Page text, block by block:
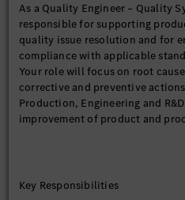
As a Quality Engineer – Quality
responsible for supporting
quality issue resolution and for
compliance with applicable
Your role will focus on root
corrective and preventive
Production, Engineering and
improvement of product and
Key Responsibilities